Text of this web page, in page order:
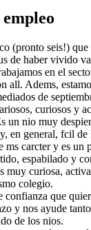
(pronto seis!)
de haber vivido
en el
all. Adems,
de
curiosos y
un nio muy
en general, fcil
ms carcter y es un
espabilado y
muy curiosa,
colegio.
confianza que
y nos ayude
de los nios.